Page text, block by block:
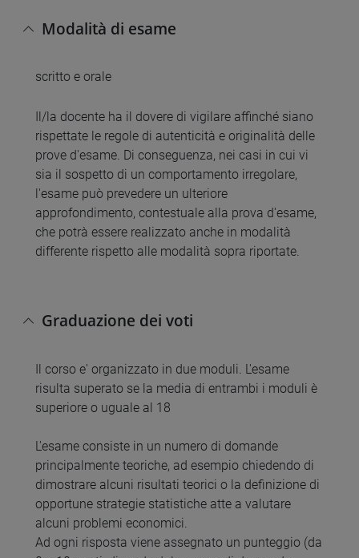
Modalità di esame
scritto e orale
Il/la docente ha il dovere di vigilare affinché siano
rispettate le regole di autenticità e originalità delle
prove d'esame. Di conseguenza, nei casi in cui vi
sia il sospetto di un comportamento irregolare,
l'esame può prevedere un ulteriore
approfondimento, contestuale alla prova d'esame,
che potrà essere realizzato anche in modalità
differente rispetto alle modalità sopra riportate.
Graduazione dei voti
Il corso e' organizzato in due moduli. L'esame
risulta superato se la media di entrambi i moduli è
superiore o uguale al 18
L'esame consiste in un numero di domande
principalmente teoriche, ad esempio chiedendo di
dimostrare alcuni risultati teorici o la definizione di
opportune strategie statistiche atte a valutare
alcuni problemi economici.
Ad ogni risposta viene assegnato un punteggio (da